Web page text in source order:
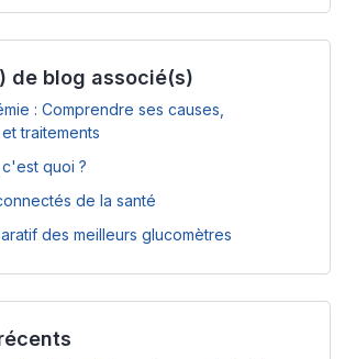
de blog associé(s)
: Comprendre ses causes,
traitements
quoi ?
de la santé
des meilleurs glucomètres